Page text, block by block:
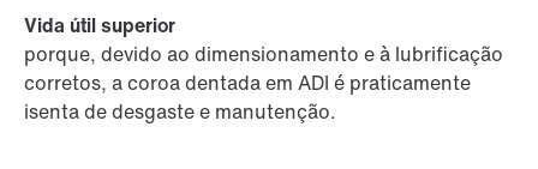
Vida útil superior
porque, devido ao dimensionamento e à lubrificação
corretos, a coroa dentada em ADI é praticamente
isenta de desgaste e manutenção.